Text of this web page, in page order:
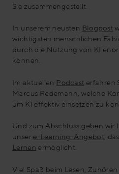
Sie zusammengestellt.
In unserem neusten Blogpost
wichtigsten menschlichen
durch die Nutzung von KI
können.
Im aktuellen Podcast erfahren
Marcus Redemann, welche
um KI effektiv einsetzen zu
Und zum Abschluss geben wir
unser e-Learning-Angebot ,
Lernen ermöglicht.
Viel Spaß beim Lesen,